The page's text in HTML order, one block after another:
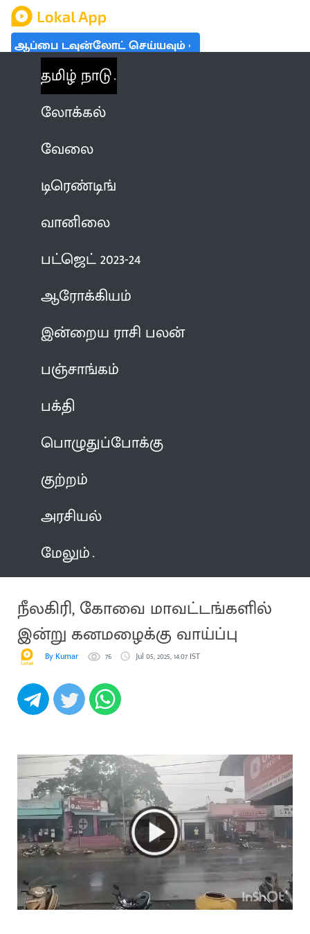
ஆப்பை டவுன்லோட் செய்யவும்
தமிழ் நாடு
லோக்கல்
வேலை
டிரெண்டிங்
வானிலை
பட்ஜெட் 2023-24
ஆரோக்கியம்
இன்றைய ராசி பலன்
பஞ்சாங்கம்
பக்தி
பொழுதுப்போக்கு
குற்றம்
அரசியல்
மேலும்
நீலகிரி, கோவை மாவட்டங்களில்
இன்று கனமழைக்கு வாய்ப்பு
By Kumar 76 Jul 05, 2025, 14:07 IST